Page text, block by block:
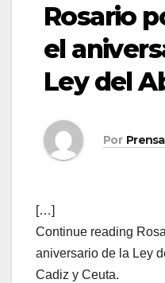
Rosario
el
Ley del
Por Prensa
[…]
Continue reading
aniversario de la Ley
Cadiz y Ceuta.